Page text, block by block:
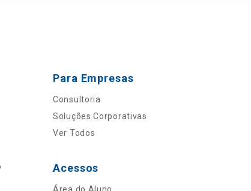
Para Empresas
Consultoria
Soluções Corporativas
Ver Todos
Acessos
Área do Aluno